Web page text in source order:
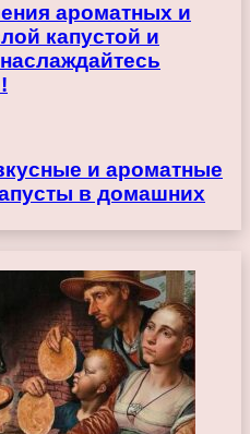
ароматных и
капустой и
и ароматные
в домашних